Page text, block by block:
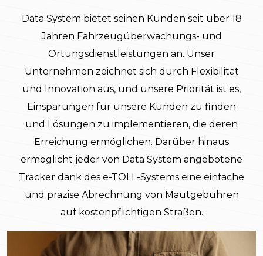
Data System bietet seinen Kunden seit über 18
Jahren Fahrzeugüberwachungs- und
Ortungsdienstleistungen an. Unser
Unternehmen zeichnet sich durch Flexibilität
und Innovation aus, und unsere Priorität ist es,
Einsparungen für unsere Kunden zu finden
und Lösungen zu implementieren, die deren
Erreichung ermöglichen. Darüber hinaus
ermöglicht jeder von Data System angebotene
Tracker dank des e-TOLL-Systems eine einfache
und präzise Abrechnung von Mautgebühren
auf kostenpflichtigen Straßen.